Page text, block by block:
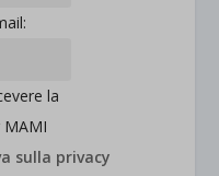
la
sulla privacy